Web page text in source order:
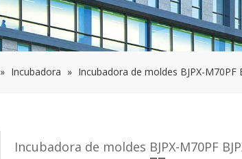
» Incubadora » Incubadora de moldes BJPX-M70PF
Incubadora de moldes BJPX-M70PF